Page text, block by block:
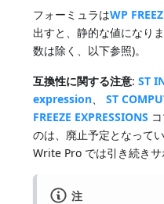
フォーミュラはWP
出すと、静的な値になり
数は除く、以下参照)。
互換性に関する注意:ST
expression 、ST
FREEZE EXPRESSIONS
のは、廃止予定となって
Write Pro では引き続きサ
注